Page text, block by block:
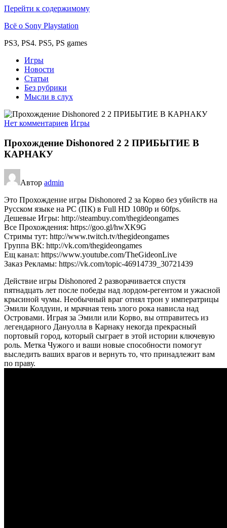
Перейти к содержимому
Всё о Sony Playstation
PS3, PS4. PS5, PS games
Игры
Новости
Статьи
Без рубрики
Мысли в слух
Нет комментариев Игры
Прохождение Dishonored 2 2 ПРИБЫТИЕ В
КАРНАКУ
Автор admin
Это Прохождение игры Dishonored 2 за Корво без убийств на
Русском языке на PC (ПК) в Full HD 1080p и 60fps.
Дешевые Игры: http://steambuy.com/thegideongames
Все Прохождения: https://goo.gl/hwXK9G
Стримы тут: http://www.twitch.tv/thegideongames
Группа ВК: http://vk.com/thegideongames
Ещ канал: https://www.youtube.com/TheGideonLive
Заказ Рекламы: https://vk.com/topic-46914739_30721439
Действие игры Dishonored 2 разворачивается спустя
пятнадцать лет после победы над лордом-регентом и ужасной
крысиной чумы. Необычный враг отнял трон у императрицы
Эмили Колдуин, и мрачная тень злого рока нависла над
Островами. Играя за Эмили или Корво, вы отправитесь из
легендарного Дануолла в Карнаку некогда прекрасный
портовый город, который сыграет в этой истории ключевую
роль. Метка Чужого и ваши новые способности помогут
выследить ваших врагов и вернуть то, что принадлежит вам
по праву.